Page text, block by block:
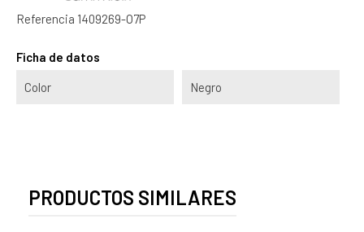
Referencia 1409269-O7P
Ficha de datos
Color Negro
PRODUCTOS SIMILARES